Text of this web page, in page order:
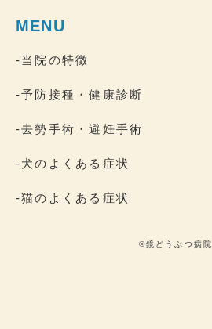
MENU
-当院の特徴
-予防接種・健康診断
-去勢手術・避妊手術
-犬のよくある症状
-猫のよくある症状
©鏡どうぶつ病院